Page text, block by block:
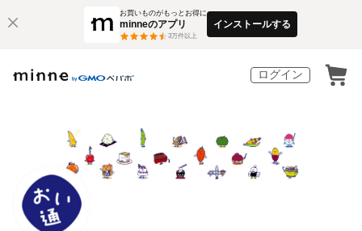
お買いものがもっとお得に
minneのアプリ
3万件以上
インストールする
ログイン